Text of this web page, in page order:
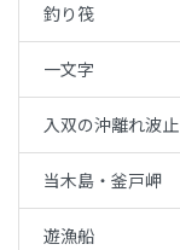
釣り筏
一文字
入双の沖離れ波止
当木島・釜戸岬
遊漁船